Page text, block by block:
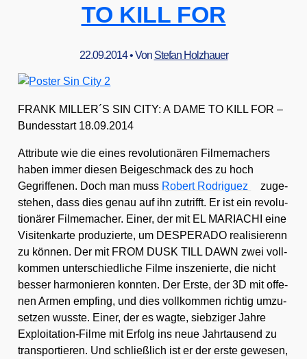
TO KILL FOR
22.09.2014• Von Stefan Holzhauer
FRANK MILLER´S SIN CITY: A DAME TO KILL FOR –
Bun­des­start 18.09.2014
Attri­bu­te wie die eines revo­lu­tio­nä­ren Fil­me­ma­chers
haben immer die­sen Bei­geschmack des zu hoch
Gegrif­fe­nen. Doch man muss Robert Rodri­guez
zuge­
ste­hen, dass dies genau auf ihn zutrifft. Er ist ein revo­lu­
tio­nä­rer Fil­me­ma­cher. Einer, der mit EL MARIACHI eine
Visi­ten­kar­te pro­du­zier­te, um DESPERADO rea­li­sie­renn
zu kön­nen. Der mit FROM DUSK TILL DAWN zwei voll­
kom­men unter­schied­li­che Fil­me insze­nier­te, die nicht
bes­ser har­mo­nie­ren konn­ten. Der Ers­te, der 3D mit offe­
nen Armen emp­fing, und dies voll­kom­men rich­tig umzu­
set­zen wuss­te. Einer, der es wag­te, sieb­zi­ger Jah­re
Explo­ita­ti­on-Fil­me mit Erfolg ins neue Jahr­tau­send zu
trans­por­tie­ren. Und schließ­lich ist er der ers­te gewe­sen,